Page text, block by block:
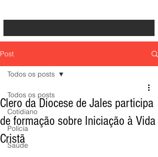
Post
Todos os posts
Cotidiano
Polícia
Saúde
Todos os posts
Clero da Diocese de Jales participa
de formação sobre Iniciação à Vida
Cristã